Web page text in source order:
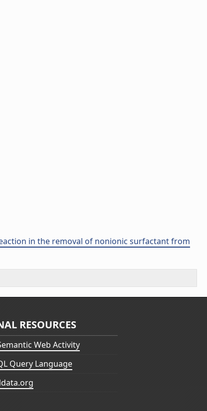
in the removal of nonionic surfactant from
RESOURCES
Web Activity
Query Language